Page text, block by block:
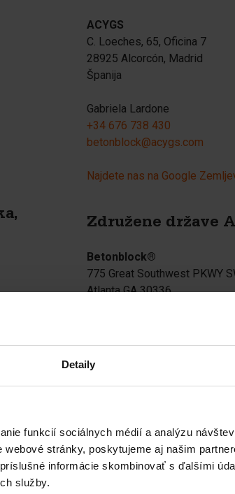
Detaily
funkcií sociálnych médií a analýzu
stránky, poskytujeme aj našim
informácie skombinovať s ďalšími
služby.
ACYGS
C. Loeches, 65, Oficina 7
28925 Alcorcón, Madrid
Španija
Gabriela Lardone
+34 676 738 430
betonblock@acygs.com
Najdete nas na Google
Združene države
Betonblock®
775 Great Southwest PKWY
Atlanta GA 30336
+1 (786) 717-8096
sales@betonblockusa.com
Grčija in Ciper